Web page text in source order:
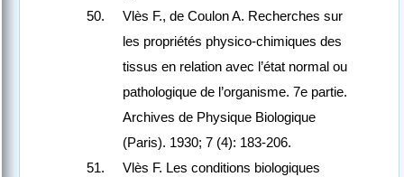
Vlès F., de Coulon A. Recherches sur
les propriétés physico-chimiques des
tissus en relation avec l’état normal ou
pathologique de l’organisme. 7e partie.
Archives de Physique Biologique
(Paris). 1930; 7 (4): 183-206.
Vlès F. Les conditions biologiques